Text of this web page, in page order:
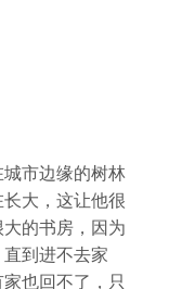
市边缘的树林
大，这让他很
的书房，因为
到进不去家
也回不了，只